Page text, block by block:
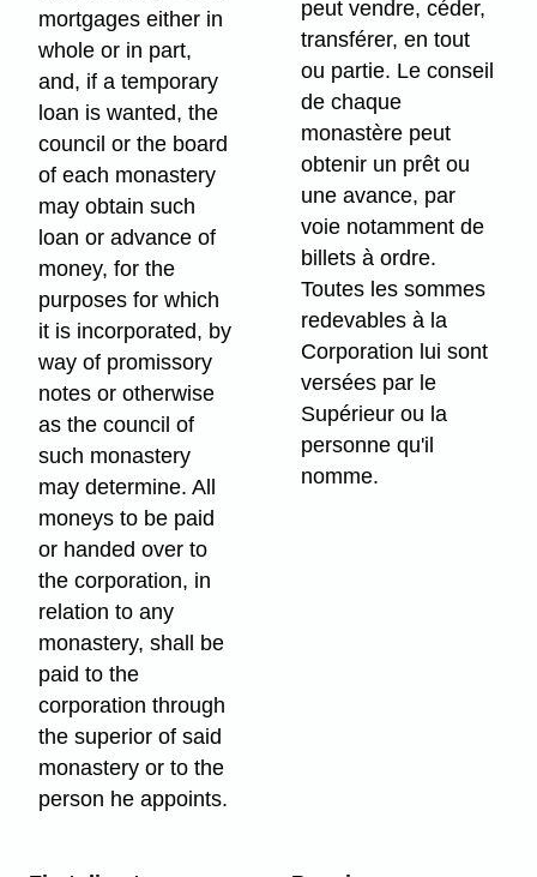
mortgages either in
whole or in part,
and, if a temporary
loan is wanted, the
council or the board
of each monastery
may obtain such
loan or advance of
money, for the
purposes for which
it is incorporated, by
way of promissory
notes or otherwise
as the council of
such monastery
may determine. All
moneys to be paid
or handed over to
the corporation, in
relation to any
monastery, shall be
paid to the
corporation through
the superior of said
monastery or to the
person he appoints.
peut vendre, céder,
transférer, en tout
ou partie. Le conseil
de chaque
monastère peut
obtenir un prêt ou
une avance, par
voie notamment de
billets à ordre.
Toutes les sommes
redevables à la
Corporation lui sont
versées par le
Supérieur ou la
personne qu'il
nomme.